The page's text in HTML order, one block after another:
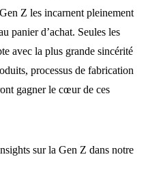
Z les incarnent pleinement
panier d’achat. Seules les
avec la plus grande sincérité
processus de fabrication
gagner le cœur de ces
sur la Gen Z dans notre